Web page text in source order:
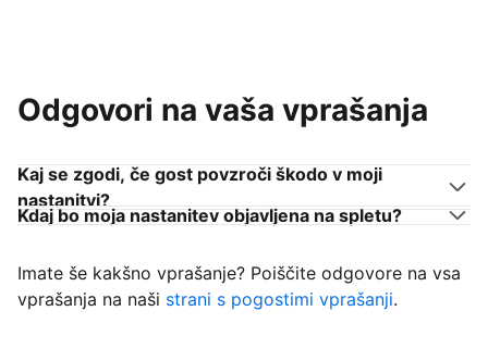
Odgovori na vaša vprašanja
Kaj se zgodi, če gost povzroči škodo v moji
nastanitvi?
Kdaj bo moja nastanitev objavljena na spletu?
Imate še kakšno vprašanje? Poiščite odgovore na vsa
vprašanja na naši strani s pogostimi vprašanji.